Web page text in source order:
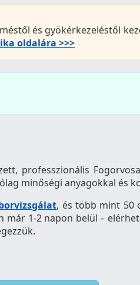
és gyökérkezeléstől
oldalára >>>
professzionális
minőségi anyagokkal és
, és több mint 50
már 1-2 napon belül –